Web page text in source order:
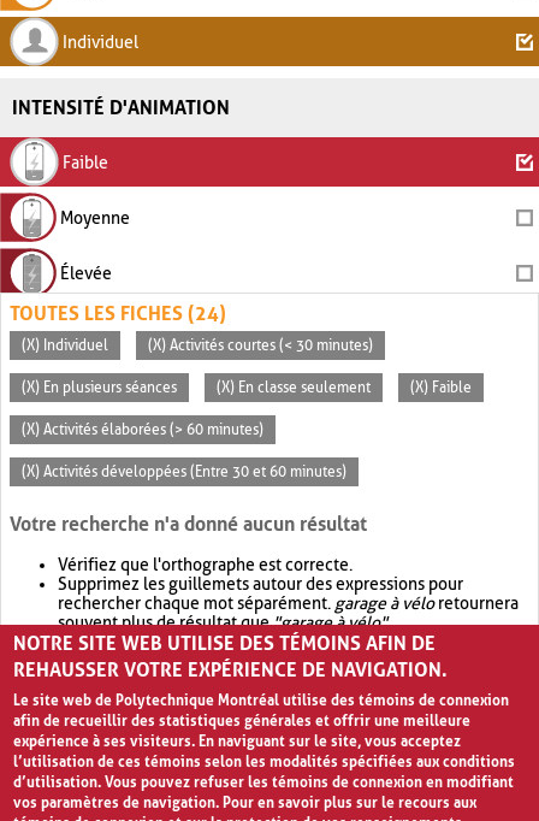
Individuel
INTENSITÉ D'ANIMATION
Faible
Moyenne
Élevée
TOUTES LES FICHES (24)
(X) Individuel (X) Activités courtes (< 30 minutes)
(X) En plusieurs séances (X) En classe seulement (X) Faible
(X) Activités élaborées (> 60 minutes)
(X) Activités développées (Entre 30 et 60 minutes)
Votre recherche n'a donné aucun résultat
Vérifiez que l'orthographe est correcte.
Supprimez les guillemets autour des expressions pour
rechercher chaque mot séparément. garage à véloretournera
souvent plus de résultat que"garage à vélo".
Envisagez d'élargir votre recherche avec OR.garage OR vélo
retournera souvent plus de résultat quegarage à vélo
NOTRE SITE WEB UTILISE DES TÉMOINS AFIN DE
REHAUSSER VOTRE EXPÉRIENCE DE NAVIGATION.
Le site web de Polytechnique Montréal utilise des témoins de connexion
afin de recueillir des statistiques générales et offrir une meilleure
expérience à ses visiteurs. En naviguant sur le site, vous acceptez
l’utilisation de ces témoins selon les modalités spécifiées aux conditions
d’utilisation. Vous pouvez refuser les témoins de connexion en modifiant
vos paramètres de navigation. Pour en savoir plus sur le recours aux